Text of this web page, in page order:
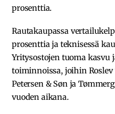
prosenttia.
Rautakaupassa
prosenttia ja teknisessä
Yritysostojen tuoma kasvu
toiminnoissa, joihin
Petersen & Søn ja
vuoden aikana.